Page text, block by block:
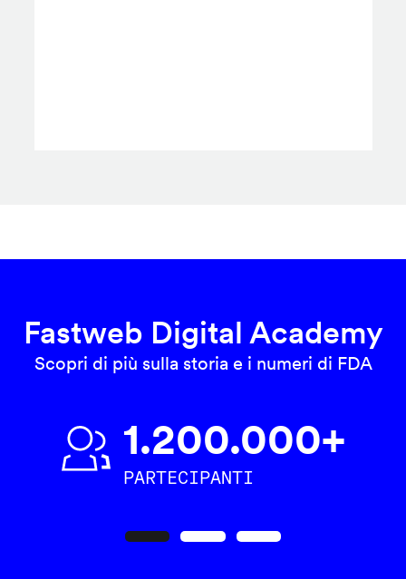
Fastweb Digital Academy
Scopri di più sulla storia e i numeri di FDA
1.200.000+
PARTECIPANTI